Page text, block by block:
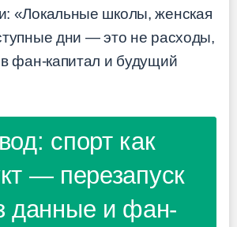
«Локальные школы, женская
дни — это не расходы,
фан-капитал и будущий
спорт как
— перезапуск
данные и фан-